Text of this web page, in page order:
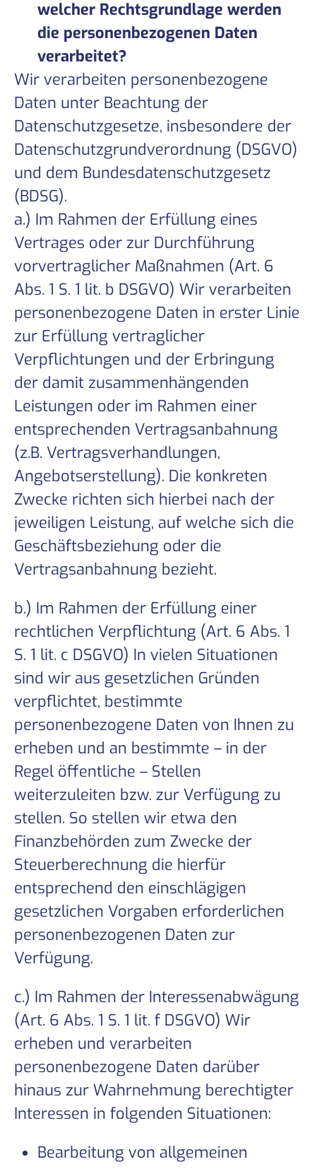
welcher Rechtsgrundlage werden
die personenbezogenen Daten
verarbeitet?
Wir verarbeiten personenbezogene
Daten unter Beachtung der
Datenschutzgesetze, insbesondere der
Datenschutzgrundverordnung (DSGVO)
und dem Bundesdatenschutzgesetz
(BDSG).
a.) Im Rahmen der Erfüllung eines
Vertrages oder zur Durchführung
vorvertraglicher Maßnahmen (Art. 6
Abs. 1 S. 1 lit. b DSGVO) Wir verarbeiten
personenbezogene Daten in erster Linie
zur Erfüllung vertraglicher
Verpflichtungen und der Erbringung
der damit zusammenhängenden
Leistungen oder im Rahmen einer
entsprechenden Vertragsanbahnung
(z.B. Vertragsverhandlungen,
Angebotserstellung). Die konkreten
Zwecke richten sich hierbei nach der
jeweiligen Leistung, auf welche sich die
Geschäftsbeziehung oder die
Vertragsanbahnung bezieht.
b.) Im Rahmen der Erfüllung einer
rechtlichen Verpflichtung (Art. 6 Abs. 1
S. 1 lit. c DSGVO) In vielen Situationen
sind wir aus gesetzlichen Gründen
verpflichtet, bestimmte
personenbezogene Daten von Ihnen zu
erheben und an bestimmte – in der
Regel öffentliche – Stellen
weiterzuleiten bzw. zur Verfügung zu
stellen. So stellen wir etwa den
Finanzbehörden zum Zwecke der
Steuerberechnung die hierfür
entsprechend den einschlägigen
gesetzlichen Vorgaben erforderlichen
personenbezogenen Daten zur
Verfügung.
c.) Im Rahmen der Interessenabwägung
(Art. 6 Abs. 1 S. 1 lit. f DSGVO) Wir
erheben und verarbeiten
personenbezogene Daten darüber
hinaus zur Wahrnehmung berechtigter
Interessen in folgenden Situationen:
Bearbeitung von allgemeinen